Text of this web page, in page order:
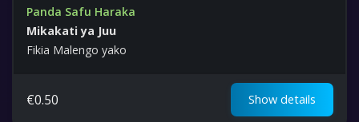
Panda Safu Haraka
Mikakati ya Juu
Fikia Malengo yako
€0.50 Show details